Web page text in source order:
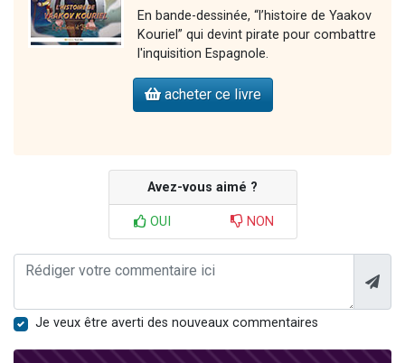
En bande-dessinée, “l’histoire de Yaakov
Kouriel” qui devint pirate pour combattre
l'inquisition Espagnole.
acheter ce livre
Avez-vous aimé ?
OUI NON
Je veux être averti des nouveaux commentaires